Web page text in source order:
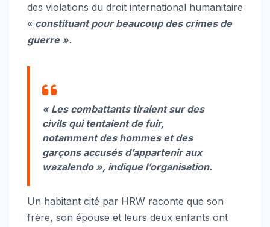
des violations du droit international humanitaire
« constituant pour beaucoup des crimes de
guerre ».
« Les combattants tiraient sur des
civils qui tentaient de fuir,
notamment des hommes et des
garçons accusés d’appartenir aux
wazalendo », indique l’organisation.
Un habitant cité par HRW raconte que son
frère, son épouse et leurs deux enfants ont